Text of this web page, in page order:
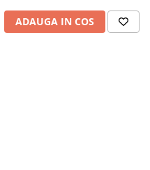
ADAUGA IN COS